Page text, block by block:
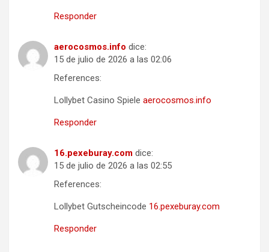
Responder
aerocosmos.info dice:
15 de julio de 2026 a las 02:06
References:
Lollybet Casino Spiele aerocosmos.info
Responder
16.pexeburay.com dice:
15 de julio de 2026 a las 02:55
References:
Lollybet Gutscheincode 16.pexeburay.com
Responder